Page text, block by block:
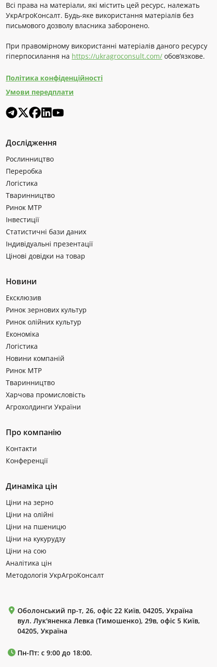
Всі права на матеріали, які містить цей ресурс, належать
УкрАгроКонсалт. Будь-яке використання матеріалів без
письмового дозволу власника заборонено.
При правомірному використанні матеріалів даного ресурсу
гіперпосилання на https://ukragroconsult.com/ обов’язкове.
Політика конфіденційності
Умови передплати
Дослідження
Рослинництво
Переробка
Логістика
Тваринництво
Ринок МТР
Інвестиції
Статистичні бази даних
Індивідуальні презентації
Цінові довідки на товар
Новини
Ексклюзив
Ринок зернових культур
Ринок олійних культур
Економіка
Логістика
Новини компаній
Ринок МТР
Тваринництво
Харчова промисловість
Агрохолдинги України
Про компанію
Контакти
Конференції
Динаміка цін
Ціни на зерно
Ціни на олійні
Ціни на пшеницю
Ціни на кукурудзу
Ціни на сою
Аналітика цін
Методологія УкрАгроКонсалт
Оболонський пр-т, 26, офіс 22 Київ, 04205, Україна
вул. Лук'яненка Левка (Тимошенко), 29в, офіс 5 Київ,
04205, Україна
Пн-Пт: с 9:00 до 18:00.